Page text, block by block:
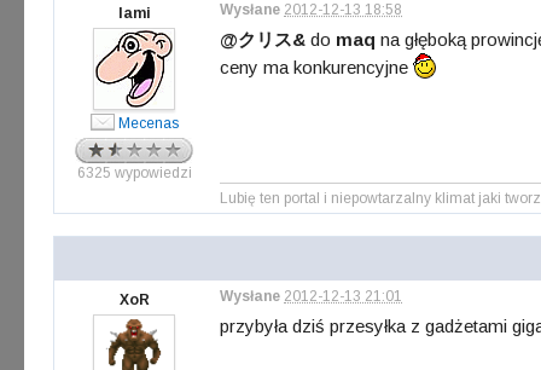
lami
Mecenas
6325 wypowiedzi
Wysłane 2012-12-13 18:58
@クリス& do maq na głęboką
ceny ma konkurencyjne
Lubię ten portal i niepowtarzalny klimat jaki
XoR Wysłane 2012-12-13 21:01
przybyła dziś przesyłka z gadżetami